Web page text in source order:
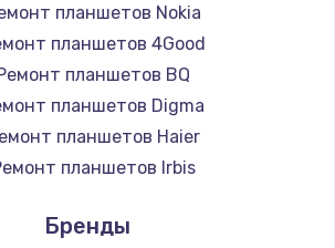
планшетов Nokia
планшетов 4Good
планшетов BQ
планшетов Digma
планшетов Haier
планшетов Irbis
планшетов Microsoft
Бренды